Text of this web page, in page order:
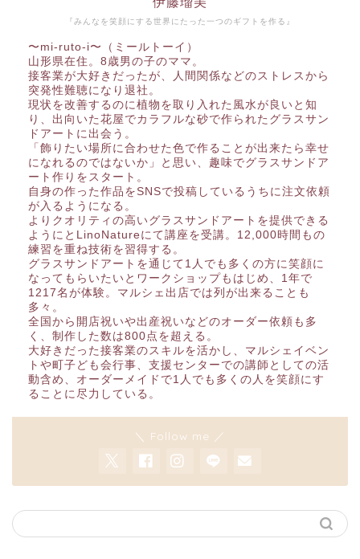
『みんなを笑顔にする世界にたった一つのギフトを作る』
〜mi-ruto-i〜（ミールトーイ）
山形県在住。8歳男の子のママ。
接客業が大好きだったが、人間関係などのストレスから
突発性難聴になり退社。
現状を改善するのに植物を取り入れた風水が良いと知
り、出向いた花屋でカラフルな砂で作られたグラスサン
ドアートに出会う。
「飾りたい場所に合わせた色で作ることが出来たら幸せ
になれるのではないか」と思い、趣味でグラスサンドア
ート作りをスタート。
自身の作った作品をSNSで投稿しているうちに注文依頼
が入るようになる。
よりクオリティの高いグラスサンドアートを提供できる
ようにとLinoNatureにて講座を受講。12,000時間もの
練習を重ね技術を習得する。
グラスサンドアートを通じて1人でも多くの方に笑顔に
なってもらいたいとワークショップもはじめ、1年で
1217名が体験。マルシェ出店では列が出来ることも
多々。
全国から開店祝いや出産祝いなどのオーダー依頼も多
く、制作した数は800点を超える。
大好きだった接客業のスキルを活かし、マルシェイベン
トや町子ども会行事、支援センターでの講師としての活
動含め、オーダーメイドで1人でも多くの人を笑顔にす
ることに尽力している。
＼ Follow me ／